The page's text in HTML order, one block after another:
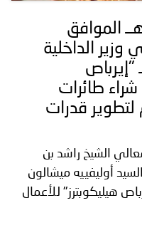
ـ 1446/06/07هــ الموافق
معالي وزير الداخلية
"إيرباص
طائرات
لتطوير قدرات
الشيخ راشد بن
أوليفييه ميشالون
هيليكوبترز" للأعمال